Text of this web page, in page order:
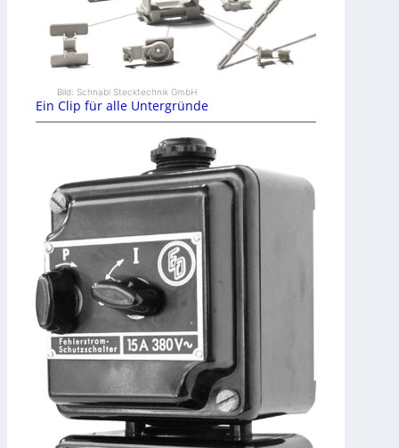
Bild: Schnabl Stecktechnik GmbH
Ein Clip für alle Untergründe